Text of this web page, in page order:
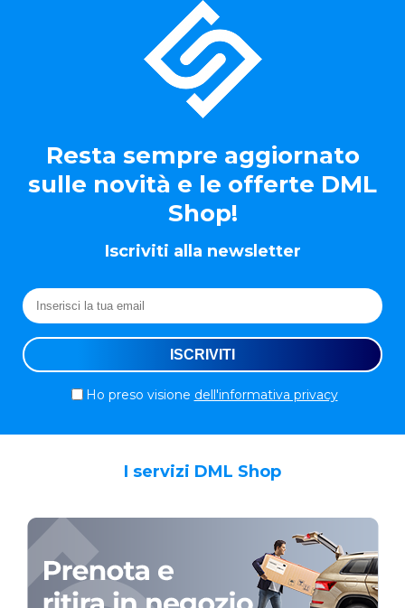
Resta sempre aggiornato
sulle novità e le offerte DML
Shop!
Iscriviti alla newsletter
Ho preso visione dell'informativa privacy
I servizi DML Shop